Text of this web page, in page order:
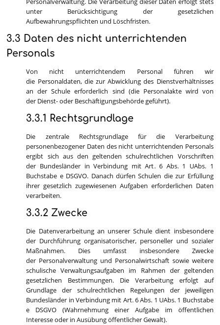
unter Berücksichtigung der gesetzlichen
Aufbewahrungspflichten und Löschfristen.
3.3 Daten des nicht unterrichtenden
Personals
Von nicht unterrichtendem Personal führen wir
die Personaldaten, die zur Abwicklung des Dienstverhältnisses
an der Schule erforderlich sind (die Personalakte wird von
der Dienst- oder Beschäftigungsbehörde geführt).
3.3.1 Rechtsgrundlage
Die zentrale Rechtsgrundlage für die Verarbeitung
personenbezogener Daten des nicht unterrichtenden Personals
ergibt sich aus den geltenden schulrechtlichen Vorschriften
der Bundesländer in Verbindung mit Art. 6 Abs. 1 UAbs. 1
Buchstabe e DSGVO. Danach dürfen Schulen die zur Erfüllung
ihrer gesetzlich zugewiesenen Aufgaben erforderlichen Daten
verarbeiten.
3.3.2 Zwecke
Die Datenverarbeitung an unserer Schule dient insbesondere
der Durchführung organisatorischer, personeller und sozialer
Maßnahmen. Dies umfasst insbesondere Zwecke
der Personalverwaltung und Personalwirtschaft sowie weitere
schulische Verwaltungsaufgaben im Rahmen der geltenden
gesetzlichen Bestimmungen. Die Verarbeitung erfolgt auf
Grundlage der schulrechtlichen Regelungen der jeweiligen
Bundesländer in Verbindung mit Art. 6 Abs. 1 UAbs. 1 Buchstabe
e DSGVO (Wahrnehmung einer Aufgabe im öffentlichen
Interesse oder in Ausübung öffentlicher Gewalt).